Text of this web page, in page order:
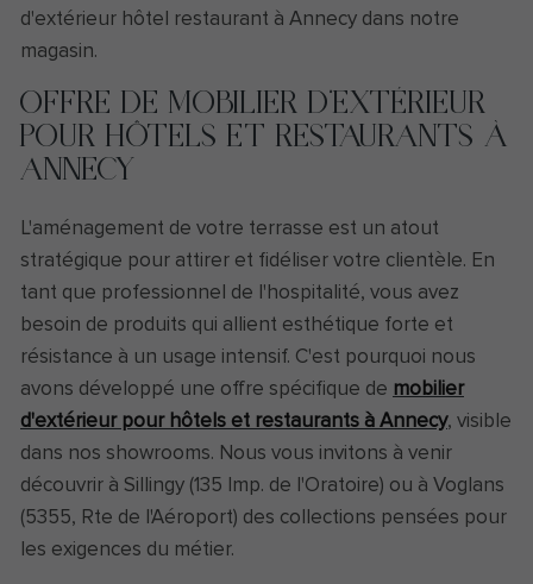
d'extérieur hôtel restaurant à Annecy dans notre
magasin.
OFFRE DE MOBILIER D’EXTÉRIEUR
POUR HÔTELS ET RESTAURANTS À
ANNECY
L'aménagement de votre terrasse est un atout
stratégique pour attirer et fidéliser votre clientèle. En
tant que professionnel de l'hospitalité, vous avez
besoin de produits qui allient esthétique forte et
résistance à un usage intensif. C'est pourquoi nous
avons développé une offre spécifique de mobilier
d'extérieur pour hôtels et restaurants à Annecy, visible
dans nos showrooms. Nous vous invitons à venir
découvrir à Sillingy (135 Imp. de l'Oratoire) ou à Voglans
(5355, Rte de l'Aéroport) des collections pensées pour
les exigences du métier.